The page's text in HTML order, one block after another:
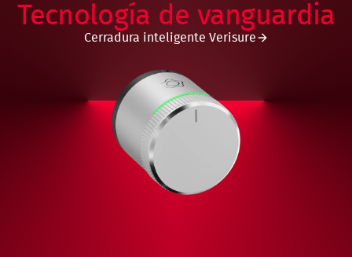
Tecnología de vanguardia
Cerradura inteligente Verisure